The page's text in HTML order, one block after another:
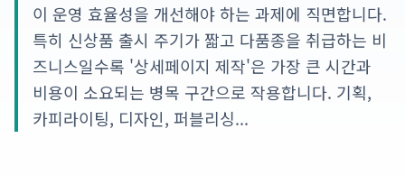
이 운영 효율성을 개선해야 하는 과제에 직면합니다.
특히 신상품 출시 주기가 짧고 다품종을 취급하는 비
즈니스일수록 '상세페이지 제작'은 가장 큰 시간과
비용이 소요되는 병목 구간으로 작용합니다. 기획,
카피라이팅, 디자인, 퍼블리싱...